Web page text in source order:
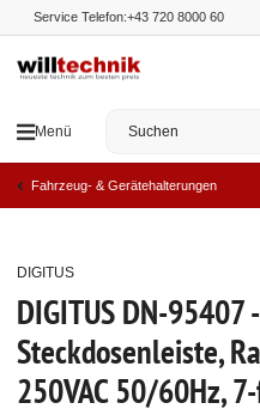
Service Telefon:+43 720 8000 60
Menü
Fahrzeug- & Gerätehalterungen
DIGITUS DN-95407
Steckdosenleiste,
250VAC 50/60Hz,
DIGITUS